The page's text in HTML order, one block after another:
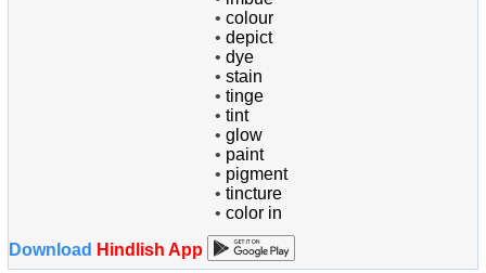
• colour
• depict
• dye
• stain
• tinge
• tint
• glow
• paint
• pigment
• tincture
• color in
Download Hindlish App